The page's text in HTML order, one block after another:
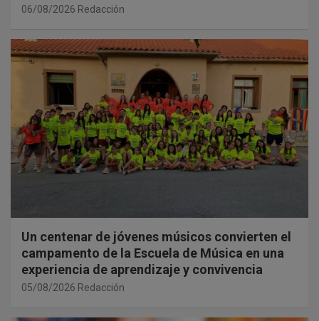
06/08/2026 Redacción
Un centenar de jóvenes músicos convierten el
campamento de la Escuela de Música en una
experiencia de aprendizaje y convivencia
05/08/2026 Redacción